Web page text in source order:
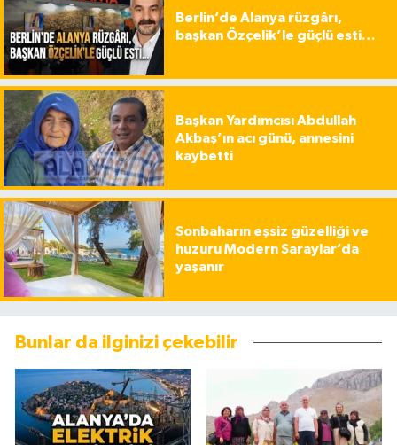
Berlin’de Alanya rüzgârı,
başkan Özçelik’le güçlü esti…
Başkan Yardımcısı Abdullah
Akbaş’ın acı günü, annesini
kaybetti
Sonbaharın eşsiz güzelliği ve
huzuru Modern Saraylar’da
yaşanır
Bunlar da ilginizi çekebilir